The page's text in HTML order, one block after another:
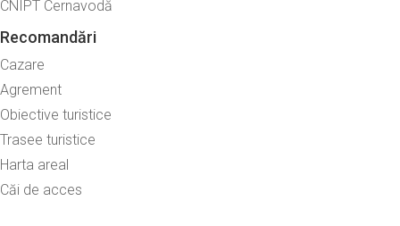
CNIPT Cernavodă
Recomandări
Cazare
Agrement
Obiective turistice
Trasee turistice
Harta areal
Căi de acces